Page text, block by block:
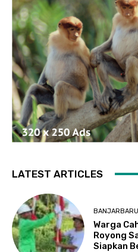
LATEST ARTICLES
BANJARBARU
Warga
Royong
Siapkan